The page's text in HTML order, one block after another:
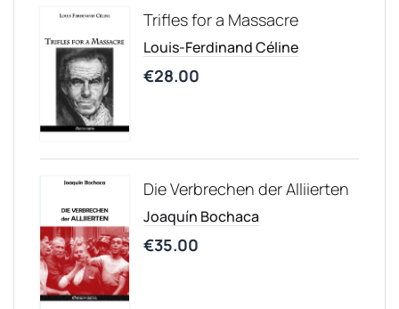
Trifles for a Massacre
Louis-Ferdinand Céline
€28.00
Die Verbrechen der Alliierten
Joaquín Bochaca
€35.00